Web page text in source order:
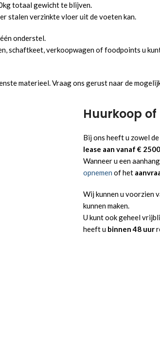
Bak breedte
totaal gewicht te blijven.
stalen verzinkte vloer uit de voeten kan.
onderstel.
schaftkeet, verkoopwagen of foodpoints u
materieel. Vraag ons gerust naar de
Huurkoop
Bij ons heeft u zowel
lease aan vanaf €
Wanneer u een
opnemen of het
Wij kunnen u voorzien
kunnen maken.
U kunt ook geheel
heeft u binnen 48 uur